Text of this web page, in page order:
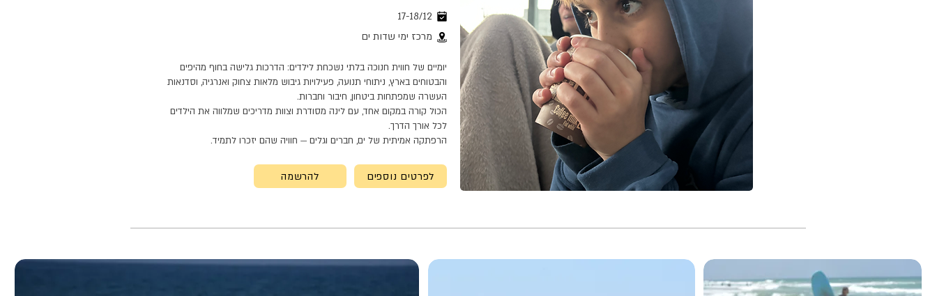
17-18/12
מרכז ימי שדות ים
יומיים של חווית חנוכה בלתי נשכחת לילדים: הדרכות גלישה בחוף מהיפים
והבטוחים בארץ, ניתוחי תנועה, פעילויות גיבוש מלאות צחוק ואנרגיה, וסדנאות
העשרה שמפתחות ביטחון, חיבור וחברות.
הכול קורה במקום אחד, עם לינה מסודרת וצוות מדריכים שמלווה את הילדים
לכל אורך הדרך.
הרפתקה אמיתית של ים, חברים וגלים — חוויה שהם יזכרו לתמיד.
להרשמה לפרטים נוספים